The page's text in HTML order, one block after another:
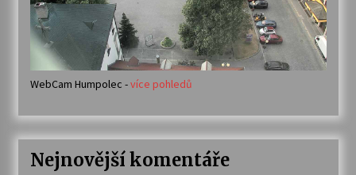
WebCam Humpolec -více pohledů
Nejnovější komentáře